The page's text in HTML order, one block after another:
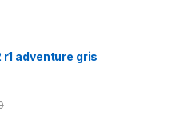
adventure gris